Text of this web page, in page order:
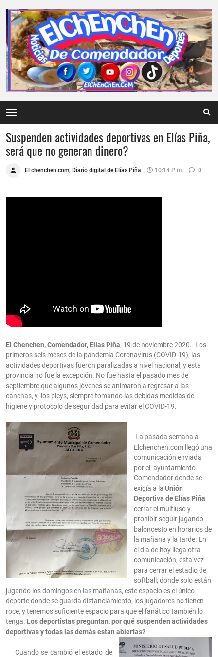
Suspenden actividades deportivas en Elías Piña,
será que no generan dinero?
El chenchen.com, Diario digital de Elías Piña 10:14 P. M. 0
El Chenchen, Comendador, Elías Piña, 19 de noviembre 2020.- Los
primeros seis meses de la pandemia Coronavirus (COVID-19), las
actividades deportivas fueron paralizadas a nivel nacional, y esta
provincia no fue la excepción. No fue hasta el pasado mes de
septiembre que algunos jóvenes se animaron a regresar a las
canchas, y los pleys, siempre tomando las debidas medidas de
higiene y protocolo de seguridad para evitar el COVID-19.
La pasada semana a
Elchenchen.com llegó una
comunicación enviada
por el ayuntamiento
Comendador donde se
exigía a la Unión
Deportiva de Elías Piña
cerrar el multiuso y
prohibir seguir jugando
baloncesto en horarios de
la mañana y la tarde. En
el día de hoy llega otra
comunicación, esta vez
para cerrar el estadio de
softball, donde solo están
jugando los domingos en las mañanas, este espacio es el único
deporte donde se guarda distanciamiento, los jugadores no tienen
roce, y tenemos suficiente espacio para que el fanático también lo
tenga. Los deportistas preguntan, por qué suspenden actividades
deportivas y todas las demás están abiertas?
Cuando se cambió el estado de